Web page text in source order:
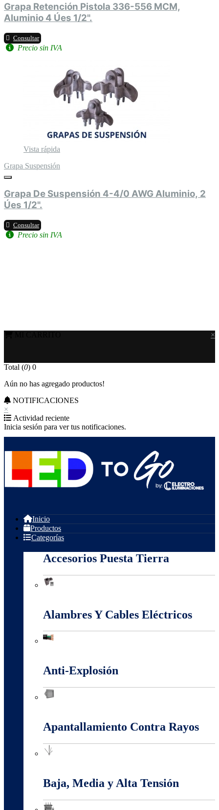
Grapa Retención Pistola 336-556 MCM,
Aluminio 4 Úes 1/2".
Consultar
Precio sin IVA
Vista rápida
Grapa Suspensión
Grapa De Suspensión 4-4/0 AWG Aluminio, 2
Úes 1/2".
Consultar
Precio sin IVA
×
Total (0) 0
Aún no has agregado productos!
NOTIFICACIONES
×
Actividad reciente
Inicia sesión para ver tus notificaciones.
Inicio
Productos
Categorías
Accesorios Puesta Tierra
Alambres Y Cables Eléctricos
Anti-Explosión
Apantallamiento Contra Rayos
Baja, Media y Alta Tensión